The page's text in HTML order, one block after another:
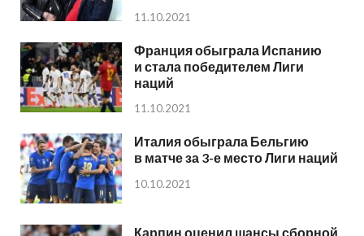
11.10.2021
Франция обыграла Испанию
и стала победителем Лиги
наций
11.10.2021
Италия обыграла Бельгию
в матче за 3-е место Лиги наций
10.10.2021
Карпин оценил шансы сборной